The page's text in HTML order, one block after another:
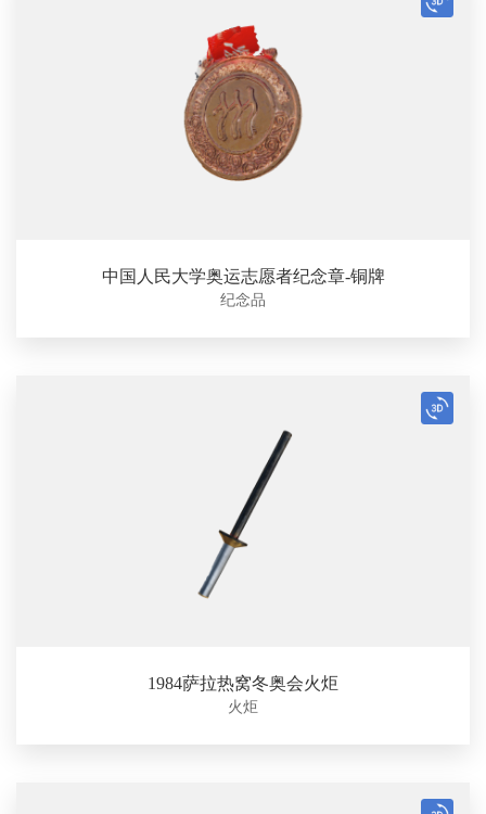
中国人民大学奥运志愿者纪念章-铜牌
纪念品
1984萨拉热窝冬奥会火炬
火炬